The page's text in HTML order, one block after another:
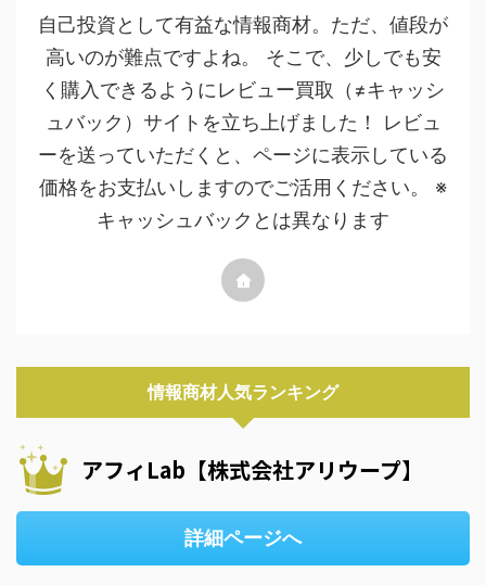
自己投資として有益な情報商材。ただ、値段が
高いのが難点ですよね。 そこで、少しでも安
く購入できるようにレビュー買取（≠キャッシ
ュバック）サイトを立ち上げました！ レビュ
ーを送っていただくと、ページに表示している
価格をお支払いしますのでご活用ください。 ※
キャッシュバックとは異なります
情報商材人気ランキング
アフィLab【株式会社アリウープ】
詳細ページへ